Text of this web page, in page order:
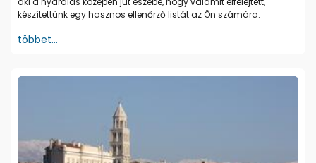
készítettünk egy hasznos ellenőrző listát az Ön számára.
többet...